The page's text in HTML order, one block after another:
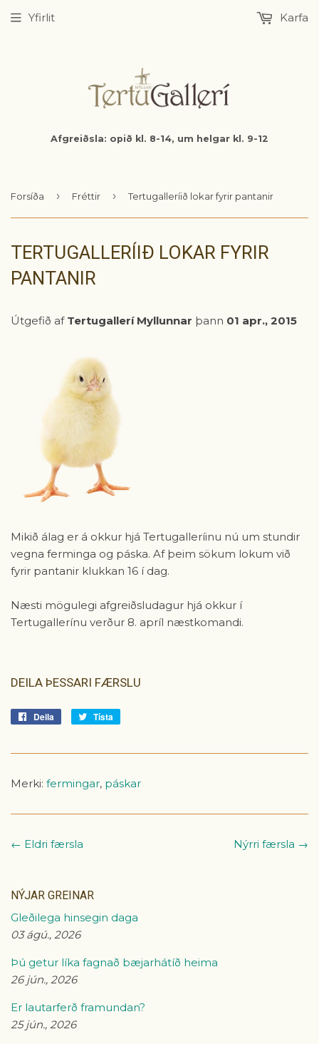
Afgreiðsla: opið kl. 8-14, um helgar kl. 9-12
Yfirlit Karfa
Forsíða › Fréttir › Tertugalleríið lokar fyrir pantanir
TERTUGALLERÍIÐ LOKAR FYRIR
PANTANIR
Útgefið af Tertugallerí Myllunnar þann 01 apr., 2015
Mikið álag er á okkur hjá Tertugalleríinu nú um stundir
vegna ferminga og páska. Af þeim sökum lokum við
fyrir pantanir klukkan 16 í dag.
Næsti mögulegi afgreiðsludagur hjá okkur í
Tertugallerínu verður 8. apríl næstkomandi.
DEILA ÞESSARI FÆRSLU
Deila
Deila
Tísta
Merki: fermingar, páskar
← Eldri færsla Nýrri færsla →
NÝJAR GREINAR
Gleðilega hinsegin daga
03 ágú., 2026
Þú getur líka fagnað bæjarhátíð heima
26 jún., 2026
Er lautarferð framundan?
25 jún., 2026